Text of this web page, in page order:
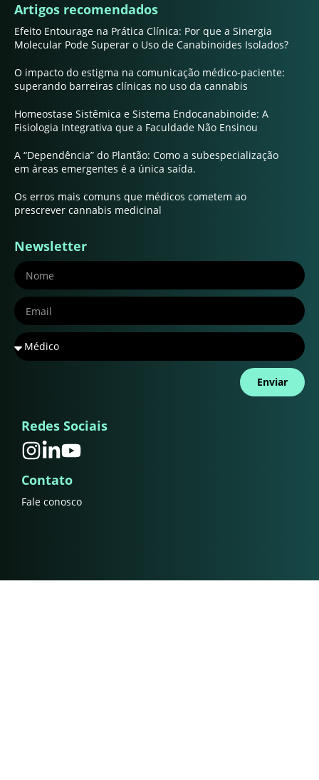
Artigos recomendados
Efeito Entourage na Prática Clínica: Por que a Sinergia
Molecular Pode Superar o Uso de Canabinoides Isolados?
O impacto do estigma na comunicação médico-paciente:
superando barreiras clínicas no uso da cannabis
Homeostase Sistêmica e Sistema Endocanabinoide: A
Fisiologia Integrativa que a Faculdade Não Ensinou
A “Dependência” do Plantão: Como a subespecialização
em áreas emergentes é a única saída.
Os erros mais comuns que médicos cometem ao
prescrever cannabis medicinal
Newsletter
Enviar
Redes Sociais
Contato
Fale conosco